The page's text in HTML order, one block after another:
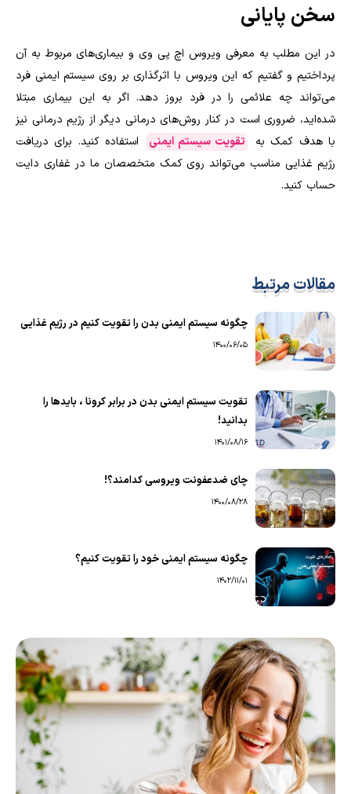
سخن پایانی
در این مطلب به معرفی ویروس اچ پی وی و بیماری‌های مربوط به آن
پرداختیم و گفتیم که این ویروس با اثرگذاری بر روی سیستم ایمنی فرد
می‌تواند چه علائمی را در فرد بروز دهد. اگر به این بیماری مبتلا
شده‌اید، ضروری است در کنار روش‌های درمانی دیگر از رژیم درمانی نیز
با هدف کمک به
تقویت سیستم ایمنی
استفاده کنید. برای دریافت
رژیم غذایی مناسب می‌تواند روی کمک متخصصان ما در غفاری دایت
حساب کنید.
مقالات مرتبط
چگونه سیستم ایمنی بدن را تقویت کنیم در رژیم غذایی
1400/06/05
تقویت سیستم ایمنی بدن در برابر کرونا ، بایدها را
بدانید!
1401/08/16
چای ضدعفونت ویروسی کدامند؟!
1400/08/28
چگونه سیستم ایمنی خود را تقویت کنیم؟
1402/11/01